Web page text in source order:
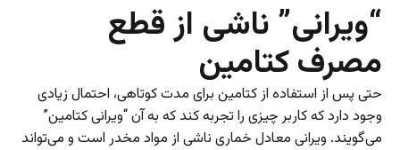
“ویرانی” ناشی از قطع
مصرف کتامین
حتی پس از استفاده از کتامین برای مدت کوتاهی، احتمال زیادی
وجود دارد که کاربر چیزی را تجربه کند که به آن “ویرانی کتامین”
می‌گویند. ویرانی معادل خماری ناشی از مواد مخدر است و می‌تواند